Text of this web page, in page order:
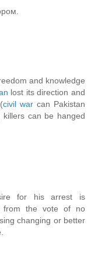
and knowledge
lost its direction and
civil war can Pakistan
killers can be hanged
for his arrest is
from the vote of no
changing or better